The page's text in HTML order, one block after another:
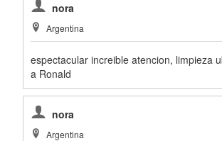
nora
Argentina
espectacular increible atencion, limpieza
a Ronald
nora
Argentina